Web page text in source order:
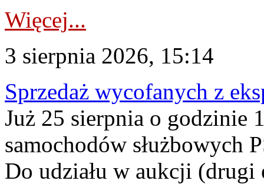
Więcej...
3 sierpnia 2026, 15:14
Sprzedaż wycofanych z
Już 25 sierpnia o godzinie
samochodów służbowych
Do udziału w aukcji (drugi